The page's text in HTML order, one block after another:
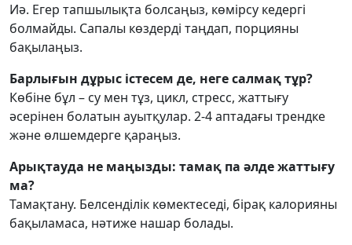
Иә. Егер тапшылықта болсаңыз, көмірсу кедергі
болмайды. Сапалы көздерді таңдап, порцияны
бақылаңыз.
Барлығын дұрыс істесем де, неге салмақ тұр?
Көбіне бұл – су мен тұз, цикл, стресс, жаттығу
әсерінен болатын ауытқулар. 2-4 аптадағы трендке
және өлшемдерге қараңыз.
Арықтауда не маңызды: тамақ па әлде жаттығу
ма?
Тамақтану. Белсенділік көмектеседі, бірақ калорияны
бақыламаса, нәтиже нашар болады.